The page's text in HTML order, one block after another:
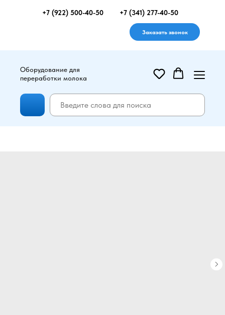
+7 (922) 500-40-50 +7 (341) 277-40-50
Заказать звонок
Оборудование для
переработки молока